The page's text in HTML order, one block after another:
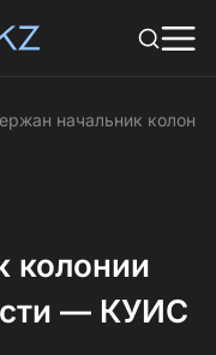
начальник
колонии
— КУИС